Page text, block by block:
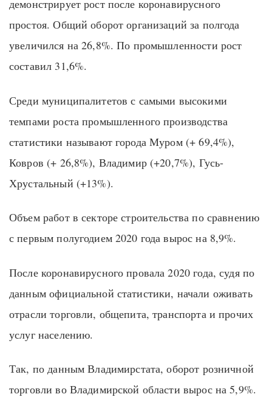
демонстрирует рост после коронавирусного
простоя. Общий оборот организаций за полгода
увеличился на 26,8%. По промышленности рост
составил 31,6%.
Среди муниципалитетов с самыми высокими
темпами роста промышленного производства
статистики называют города Муром (+ 69,4%),
Ковров (+ 26,8%), Владимир (+20,7%), Гусь-
Хрустальный (+13%).
Объем работ в секторе строительства по сравнению
с первым полугодием 2020 года вырос на 8,9%.
После коронавирусного провала 2020 года, судя по
данным официальной статистики, начали оживать
отрасли торговли, общепита, транспорта и прочих
услуг населению.
Так, по данным Владимирстата, оборот розничной
торговли во Владимирской области вырос на 5,9%.